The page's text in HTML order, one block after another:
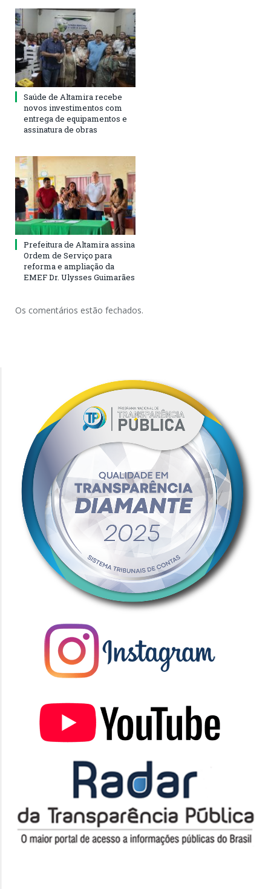
Saúde de Altamira recebe
novos investimentos com
entrega de equipamentos e
assinatura de obras
Prefeitura de Altamira assina
Ordem de Serviço para
reforma e ampliação da
EMEF Dr. Ulysses Guimarães
Os comentários estão fechados.